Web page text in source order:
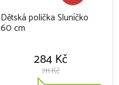
Dětská polička Sluníčko
60 cm
284 Kč
711 Kč